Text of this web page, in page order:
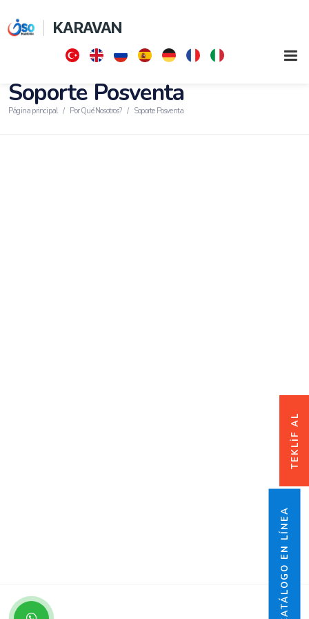
KARAVAN
CATÁLOGO EN LÍNEA
TEKLİF AL
Soporte Posventa
Página principal Por Qué Nosotros? Soporte Posventa